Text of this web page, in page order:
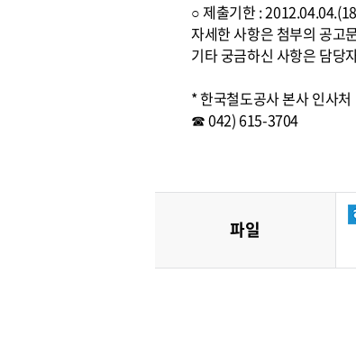
○ 제출기한 :
자세한 사항은 첨부의 공고
기타 궁금하신 사항은 담당
* 한국철도공사 본사 인사처
☎ 042) 615-3704
파일